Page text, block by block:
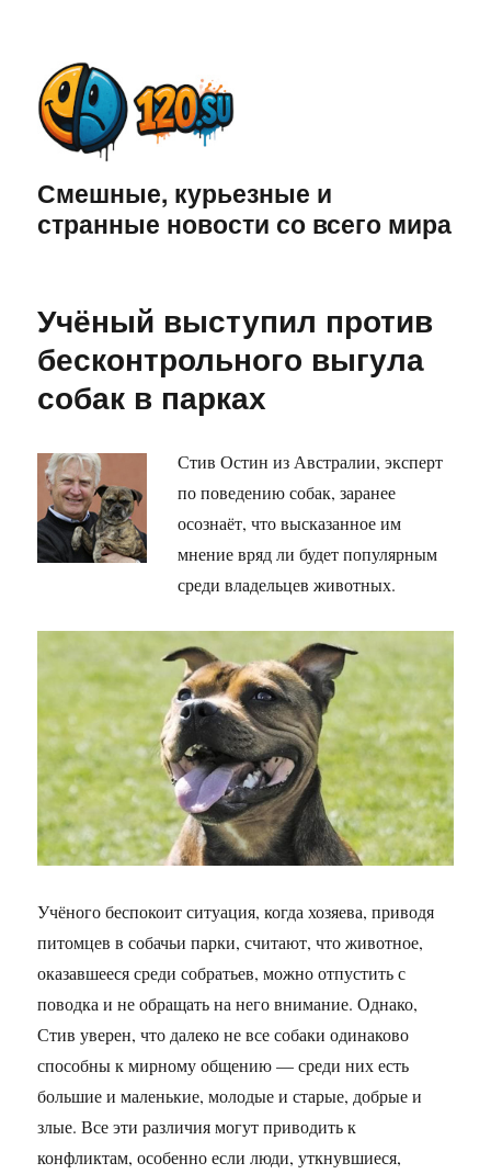
Смешные, курьезные и
странные новости со всего мира
Учёный выступил против
бесконтрольного выгула
собак в парках
Стив Остин из Австралии, эксперт
по поведению собак, заранее
осознаёт, что высказанное им
мнение вряд ли будет популярным
среди владельцев животных.
Учёного беспокоит ситуация, когда хозяева, приводя
питомцев в собачьи парки, считают, что животное,
оказавшееся среди собратьев, можно отпустить с
поводка и не обращать на него внимание. Однако,
Стив уверен, что далеко не все собаки одинаково
способны к мирному общению — среди них есть
большие и маленькие, молодые и старые, добрые и
злые. Все эти различия могут приводить к
конфликтам, особенно если люди, уткнувшиеся,